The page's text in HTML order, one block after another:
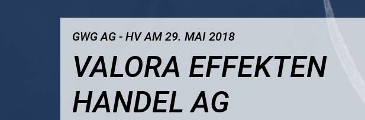
GWG AG - HV AM 29. MAI 2018
VALORA EFFEKTEN
HANDEL AG